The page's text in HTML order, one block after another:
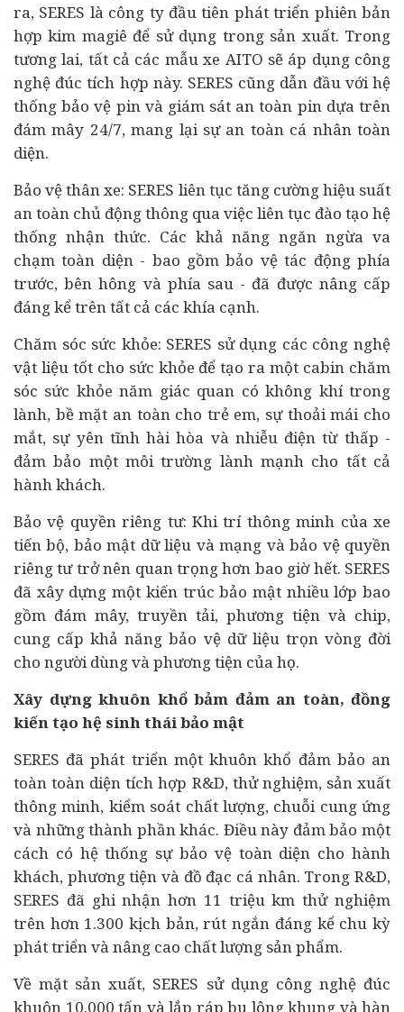
ra, SERES là công ty đầu tiên phát triển phiên bản
hợp kim magiê để sử dụng trong sản xuất. Trong
tương lai, tất cả các mẫu xe AITO sẽ áp dụng công
nghệ đúc tích hợp này. SERES cũng dẫn đầu với hệ
thống bảo vệ pin và giám sát an toàn pin dựa trên
đám mây 24/7, mang lại sự an toàn cá nhân toàn
diện.
Bảo vệ thân xe: SERES liên tục tăng cường hiệu suất
an toàn chủ động thông qua việc liên tục đào tạo hệ
thống nhận thức. Các khả năng ngăn ngừa va
chạm toàn diện - bao gồm bảo vệ tác động phía
trước, bên hông và phía sau - đã được nâng cấp
đáng kể trên tất cả các khía cạnh.
Chăm sóc sức khỏe: SERES sử dụng các công nghệ
vật liệu tốt cho sức khỏe để tạo ra một cabin chăm
sóc sức khỏe năm giác quan có không khí trong
lành, bề mặt an toàn cho trẻ em, sự thoải mái cho
mắt, sự yên tĩnh hài hòa và nhiễu điện từ thấp -
đảm bảo một môi trường lành mạnh cho tất cả
hành khách.
Bảo vệ quyền riêng tư: Khi trí thông minh của xe
tiến bộ, bảo mật dữ liệu và mạng và bảo vệ quyền
riêng tư trở nên quan trọng hơn bao giờ hết. SERES
đã xây dựng một kiến trúc bảo mật nhiều lớp bao
gồm đám mây, truyền tải, phương tiện và chip,
cung cấp khả năng bảo vệ dữ liệu trọn vòng đời
cho người dùng và phương tiện của họ.
Xây dựng khuôn khổ bảm đảm an toàn, đồng
kiến tạo hệ sinh thái bảo mật
SERES đã phát triển một khuôn khổ đảm bảo an
toàn toàn diện tích hợp R&D, thử nghiệm, sản xuất
thông minh, kiểm soát chất lượng, chuỗi cung ứng
và những thành phần khác. Điều này đảm bảo một
cách có hệ thống sự bảo vệ toàn diện cho hành
khách, phương tiện và đồ đạc cá nhân. Trong R&D,
SERES đã ghi nhận hơn 11 triệu km thử nghiệm
trên hơn 1.300 kịch bản, rút ngắn đáng kể chu kỳ
phát triển và nâng cao chất lượng sản phẩm.
Về mặt sản xuất, SERES sử dụng công nghệ đúc
khuôn 10.000 tấn và lắp ráp bu lông khung và hàn